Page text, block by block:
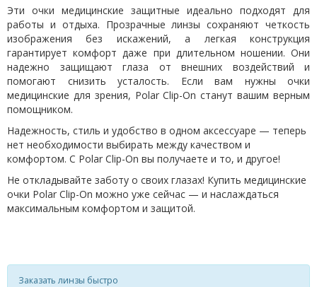
Эти очки медицинские защитные идеально подходят для
работы и отдыха. Прозрачные линзы сохраняют четкость
изображения без искажений, а легкая конструкция
гарантирует комфорт даже при длительном ношении. Они
надежно защищают глаза от внешних воздействий и
помогают снизить усталость. Если вам нужны очки
медицинские для зрения, Polar Clip-On станут вашим верным
помощником.
Надежность, стиль и удобство в одном аксессуаре — теперь
нет необходимости выбирать между качеством и
комфортом. С Polar Clip-On вы получаете и то, и другое!
Не откладывайте заботу о своих глазах! Купить медицинские
очки Polar Clip-On можно уже сейчас — и наслаждаться
максимальным комфортом и защитой.
Заказать линзы быстро